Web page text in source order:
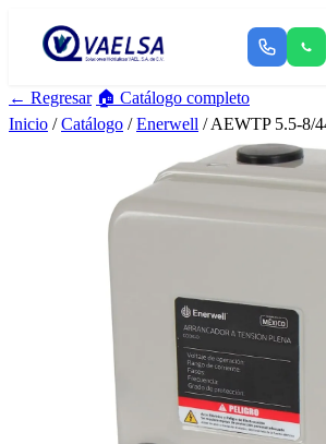
← Regresar 🏠 Catálogo completo
Inicio /Catálogo /Enerwell / AEWTP 5.5-8/